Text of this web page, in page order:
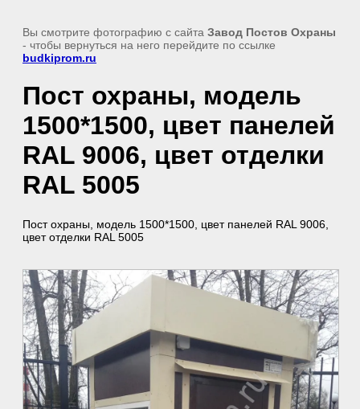
Вы смотрите фотографию с сайта Завод Постов Охраны
- чтобы вернуться на него перейдите по ссылке
budkiprom.ru
Пост охраны, модель
1500*1500, цвет панелей
RAL 9006, цвет отделки
RAL 5005
Пост охраны, модель 1500*1500, цвет панелей RAL 9006,
цвет отделки RAL 5005